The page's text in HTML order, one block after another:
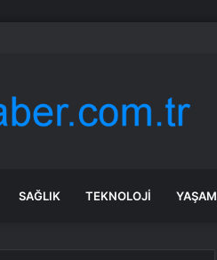
SAĞLIK TEKNOLOJI YAŞAM